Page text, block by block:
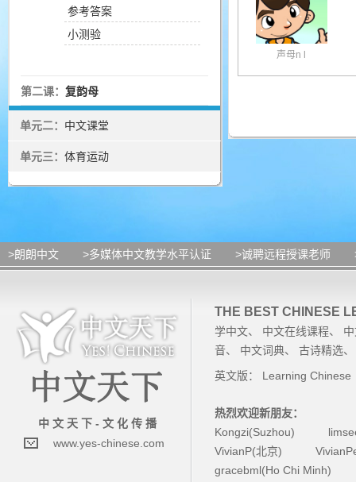
参考答案
小测验
第二课： 复韵母
单元二： 中文课堂
单元三： 体育运动
声母n l
>朗朗中文 >多媒体中文教学水平认证 >诚聘远程授课老师
中 文 天 下 - 文 化 传 播
www.yes-chinese.com
THE BEST CHINESE
学中文、 中文在线课程、
音、 中文词典、 古诗精选
英文版： Learning Chinese
热烈欢迎新朋友：
Kongzi(Suzhou)
VivianP(北京)
gracebml(Ho Chi Minh)